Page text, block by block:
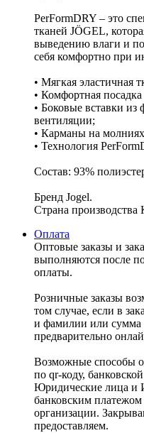
PerFormDRY – это
тканей JÖGEL,
выведению влаги и
себя комфортно при
• Мягкая эластичная
• Комфортная
• Боковые вставки из
вентиляции;
• Карманы на
• Технология
Состав: 93%
Бренд Jogel.
Страна производства
Оплата
Оптовые заказы и
выполняются после
оплаты.
Розничные заказы
том случае, если в
и фамилии или сумма
предварительно
Возможные способы
по qr-коду,
Юридические лица и
банковским
организации.
предоставляем.